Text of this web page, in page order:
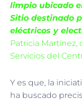
limpio ubicado
Sitio destinado
eléctricos y
Patricia
Servicios del
Y es que, la
ha buscado